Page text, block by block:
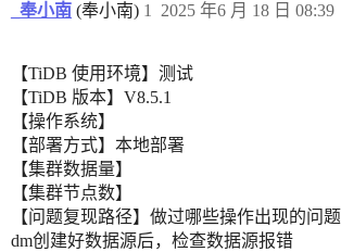
_奉小南 (奉小南) 2025 年6 月 18 日 08:39
1
【TiDB 使用环境】测试
【TiDB 版本】V8.5.1
【操作系统】
【部署方式】本地部署
【集群数据量】
【集群节点数】
【问题复现路径】做过哪些操作出现的问题
dm创建好数据源后，检查数据源报错